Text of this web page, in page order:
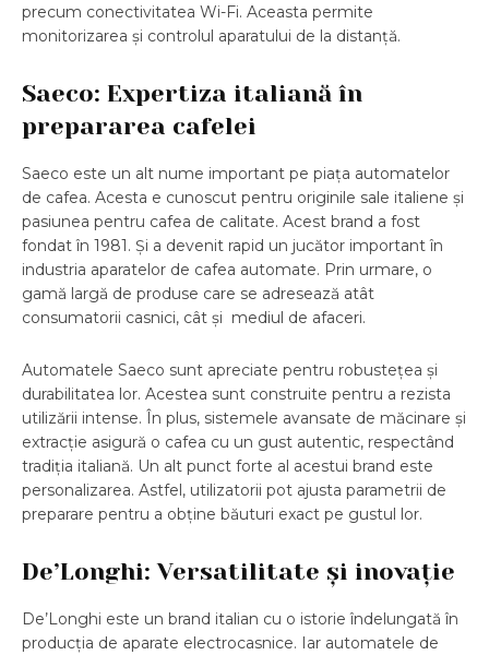
precum conectivitatea Wi-Fi. Aceasta permite
monitorizarea și controlul aparatului de la distanță.
Saeco: Expertiza italiană în
prepararea cafelei
Saeco este un alt nume important pe piața automatelor
de cafea. Acesta e cunoscut pentru originile sale italiene și
pasiunea pentru cafea de calitate. Acest brand a fost
fondat în 1981. Și a devenit rapid un jucător important în
industria aparatelor de cafea automate. Prin urmare, o
gamă largă de produse care se adresează atât
consumatorii casnici, cât și mediul de afaceri.
Automatele Saeco sunt apreciate pentru robustețea și
durabilitatea lor. Acestea sunt construite pentru a rezista
utilizării intense. În plus, sistemele avansate de măcinare și
extracție asigură o cafea cu un gust autentic, respectând
tradiția italiană. Un alt punct forte al acestui brand este
personalizarea. Astfel, utilizatorii pot ajusta parametrii de
preparare pentru a obține băuturi exact pe gustul lor.
De’Longhi: Versatilitate și inovație
De’Longhi este un brand italian cu o istorie îndelungată în
producția de aparate electrocasnice. Iar automatele de